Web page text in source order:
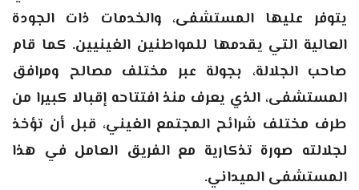
يتوفر عليها المستشفى، والخدمات ذات الجودة
العالية التي يقدمها للمواطنين الغينيين. كما قام
صاحب الجلالة، بجولة عبر مختلف مصالح ومرافق
المستشفى، الذي يعرف منذ افتتاحه إقبالا كبيرا من
طرف مختلف شرائح المجتمع الغيني، قبل أن تؤخذ
لجلالته صورة تذكارية مع الفريق العامل في هذا
المستشفى الميداني.